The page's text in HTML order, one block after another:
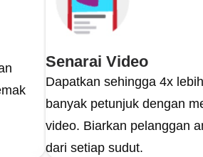
Senarai Video
Dapatkan sehingga 4x
banyak petunjuk dengan
video. Biarkan pelanggan
dari setiap sudut.